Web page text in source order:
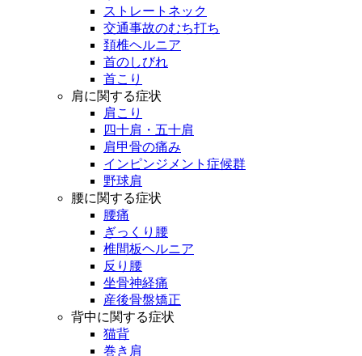
ストレートネック
交通事故のむち打ち
頚椎ヘルニア
首のしびれ
首こり
肩に関する症状
肩こり
四十肩・五十肩
肩甲骨の痛み
インピンジメント症候群
野球肩
腰に関する症状
腰痛
ぎっくり腰
椎間板ヘルニア
反り腰
坐骨神経痛
産後骨盤矯正
背中に関する症状
猫背
巻き肩